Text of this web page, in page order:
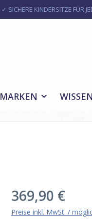
✓ SICHERE KINDERSITZE FÜR
MARKEN WISSEN
Regulärer Preis:
369,90 €
Preise inkl. MwSt. /